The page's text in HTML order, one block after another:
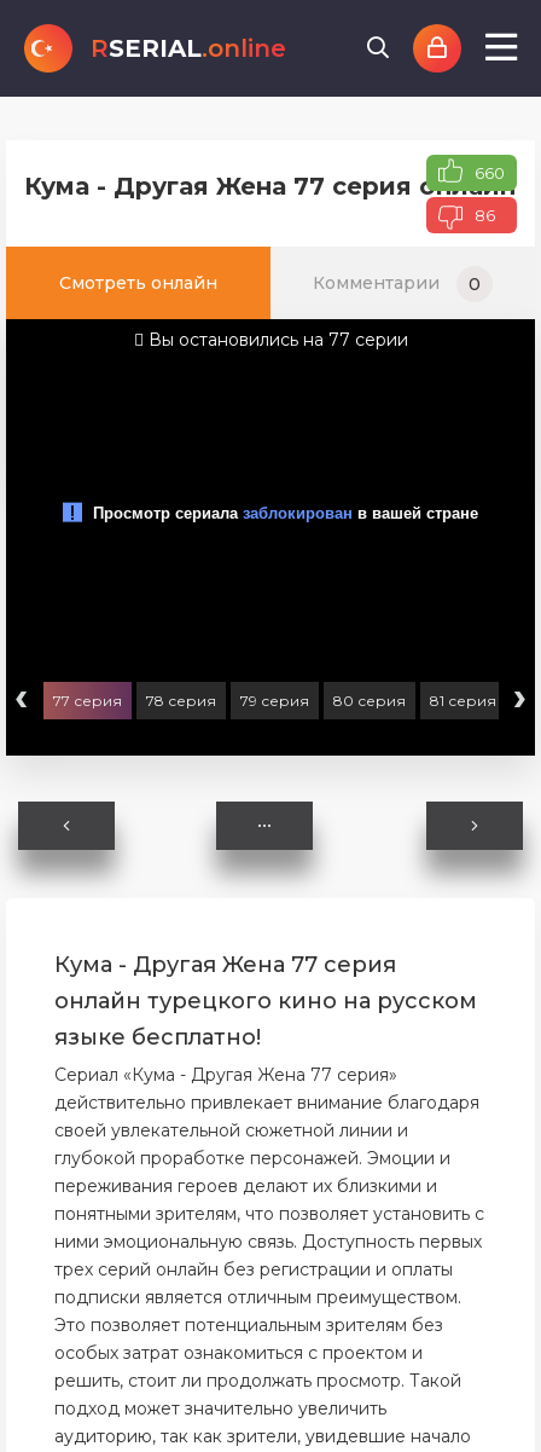
RSERIAL.online
Кума - Другая Жена 77 серия онлайн
660
86
Смотреть онлайн Комментарии 0
Вы остановились на 77 серии
‹ 77 серия 78 серия 79 серия 80 серия 81 серия ›
Кума - Другая Жена 77 серия
онлайн турецкого кино на русском
языке бесплатно!
Сериал «Кума - Другая Жена 77 серия»
действительно привлекает внимание благодаря
своей увлекательной сюжетной линии и
глубокой проработке персонажей. Эмоции и
переживания героев делают их близкими и
понятными зрителям, что позволяет установить с
ними эмоциональную связь. Доступность первых
трех серий онлайн без регистрации и оплаты
подписки является отличным преимуществом.
Это позволяет потенциальным зрителям без
особых затрат ознакомиться с проектом и
решить, стоит ли продолжать просмотр. Такой
подход может значительно увеличить
аудиторию, так как зрители, увидевшие начало